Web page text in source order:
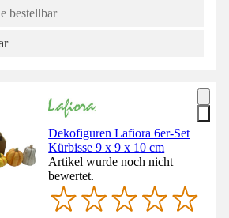
bestellbar
Dekofiguren Lafiora 6er-Set
Kürbisse 9 x 9 x 10 cm
Artikel wurde noch nicht
bewertet.